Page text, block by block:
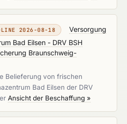
2026-08-18
Versorgung
Bad Eilsen - DRV BSH
Braunschweig-
Belieferung von frischen
Bad Eilsen der DRV
Ansicht der Beschaffung »